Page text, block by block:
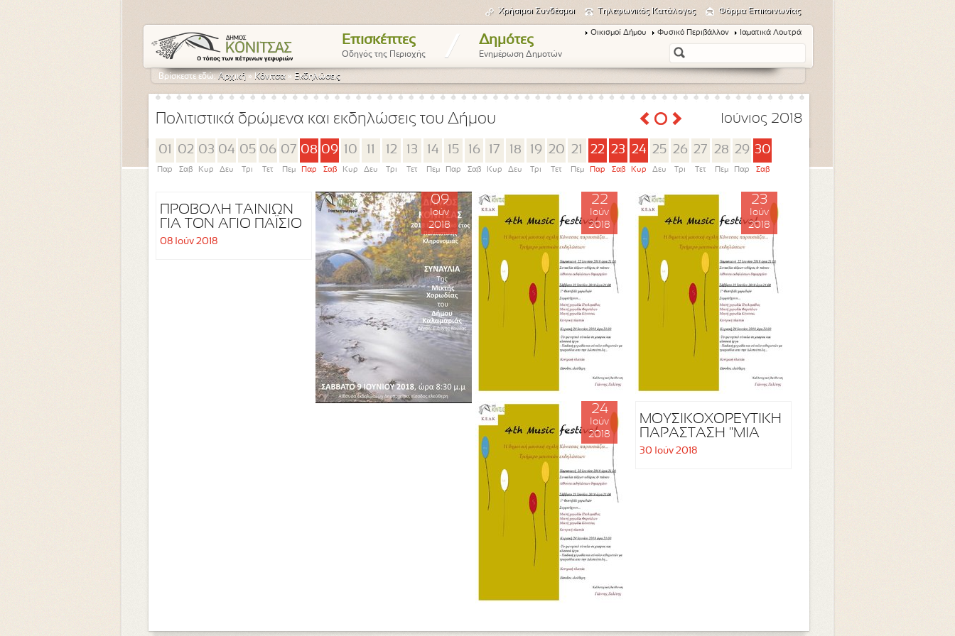
Χρήσιμοι Συνδέσμοι Τηλεφωνικός Κατάλογος Φόρμα Επικοινωνίας
Επισκέπτες
Οδηγός της Περιοχής / Δημότες
Ενημέρωση Δημοτών
Οικισμοί Δήμου Φυσικό Περιβάλλον Ιαματικά Λουτρά
Βρίσκεστε εδώ:Αρχική » Κόνιτσα » Εκδηλώσεις
Πολιτιστικά δρώμενα και εκδηλώσεις του Δήμου Ιούνιος 2018
01
Παρ
02
Σαβ
03
Κυρ
04
Δευ
05
Τρι
06
Τετ
07
Πεμ
08
Παρ
09
Σαβ
10
Κυρ Δευ
12
Τρι
13
Τετ
14
Πεμ
15
Παρ
16
Σαβ
17
Κυρ
18
Δευ
19
Τρι
20
Τετ
21
Πεμ
22
Παρ
23
Σαβ
24
Κυρ
25
Δευ
26
Τρι
27
Τετ
28
Πεμ
29
Παρ
30
Σαβ
ΠΡΟΒΟΛΗ ΤΑΙΝΙΩΝ
ΓΙΑ ΤΟΝ ΑΓΙΟ ΠΑΪΣΙΟ
ΣΤΗΝ ΚΕΝΤΡΙΚΗ
08 Ιούν 2018
09
Ιούν
2018
22
Ιούν
2018
23
Ιούν
2018
24
Ιούν
2018
ΜΟΥΣΙΚΟΧΟΡΕΥΤΙΚΗ
ΠΑΡΑΣΤΑΣΗ "ΜΙΑ
ΘΑΛΑΣΣΑ
30 Ιούν 2018